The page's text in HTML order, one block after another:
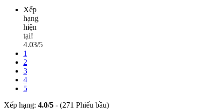
Xếp
hạng
hiện
tại!
4.03/5
1
2
3
4
5
Xếp hạng: 4.0/5 - (271 Phiếu bầu)